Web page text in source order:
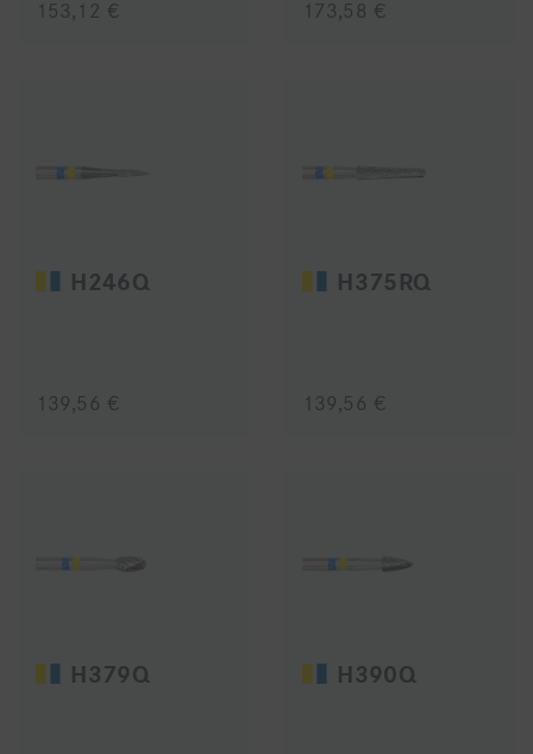
153,12 € 173,58 €
H246Q
139,56 €
H375RQ
139,56 €
H379Q H390Q